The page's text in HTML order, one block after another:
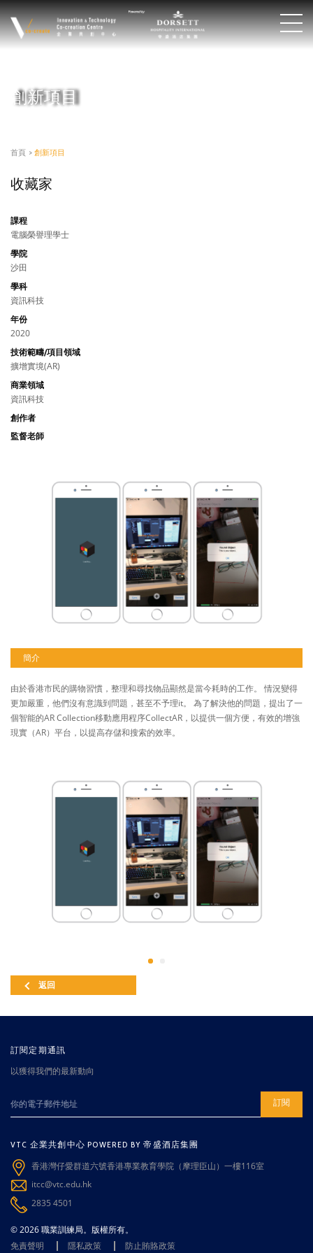
創新項目
首頁 > 創新項目
收藏家
課程
電腦榮譽理學士
學院
沙田
學科
資訊科技
年份
2020
技術範疇/項目領域
擴增實境(AR)
商業領域
資訊科技
創作者
監督老師
簡介
由於香港市民的購物習慣，整理和尋找物品顯然是當今耗時的工作。 情況變得
更加嚴重，他們沒有意識到問題，甚至不予理it。 為了解決他的問題，提出了一
個智能的AR Collection移動應用程序CollectAR，以提供一個方便，有效的增強
現實（AR）平台，以提高存儲和搜索的效率。
返回
訂閱定期通訊
以獲得我們的最新動向
訂閱
VTC 企業共創中心 POWERED BY 帝盛酒店集團
香港灣仔愛群道六號香港專業教育學院（摩理臣山）一樓116室
itcc@vtc.edu.hk
2835 4501
© 2026 職業訓練局。版權所有。
免責聲明
隱私政策 防止賄賂政策